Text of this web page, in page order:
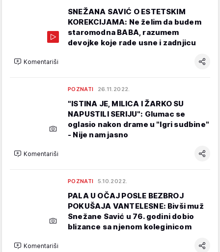
SNEŽANA SAVIĆ O ESTETSKIM
KOREKCIJAMA: Ne želim da budem
staromodna BABA, razumem
devojke koje rade usne i zadnjicu
Komentariši
POZNATI 26.11.2022.
"ISTINA JE, MILICA I ŽARKO SU
NAPUSTILI SERIJU": Glumac se
oglasio nakon drame u "Igri sudbine"
- Nije nam jasno
Komentariši
POZNATI 5.10.2022.
PALA U OČAJ POSLE BEZBROJ
POKUŠAJA VANTELESNE: Bivši muž
Snežane Savić u 76. godini dobio
blizance sa njenom koleginicom
Komentariši